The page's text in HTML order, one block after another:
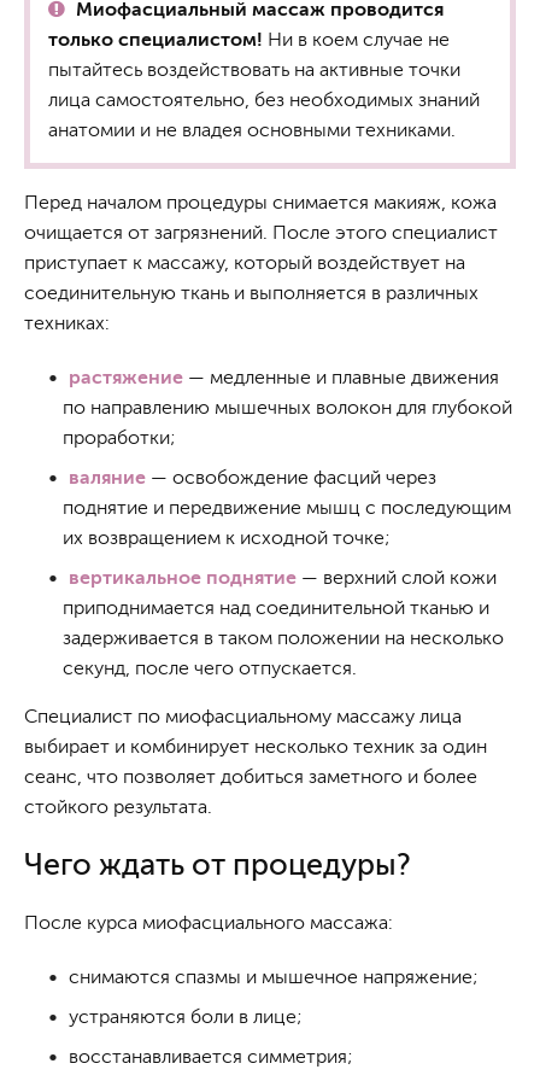
Миофасциальный массаж проводится
только специалистом! Ни в коем случае не
пытайтесь воздействовать на активные точки
лица самостоятельно, без необходимых знаний
анатомии и не владея основными техниками.
Перед началом процедуры снимается макияж, кожа
очищается от загрязнений. После этого специалист
приступает к массажу, который воздействует на
соединительную ткань и выполняется в различных
техниках:
растяжение — медленные и плавные движения
по направлению мышечных волокон для глубокой
проработки;
валяние — освобождение фасций через
поднятие и передвижение мышц с последующим
их возвращением к исходной точке;
вертикальное поднятие — верхний слой кожи
приподнимается над соединительной тканью и
задерживается в таком положении на несколько
секунд, после чего отпускается.
Специалист по миофасциальному массажу лица
выбирает и комбинирует несколько техник за один
сеанс, что позволяет добиться заметного и более
стойкого результата.
Чего ждать от процедуры?
После курса миофасциального массажа:
снимаются спазмы и мышечное напряжение;
устраняются боли в лице;
восстанавливается симметрия;